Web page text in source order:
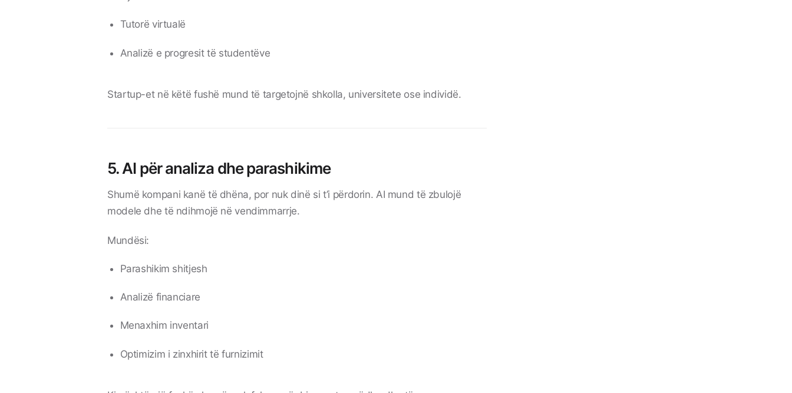
Tutorë virtualë
Analizë e progresit të studentëve
Startup-et në këtë fushë mund të targetojnë shkolla, universitete ose individë.
5. AI për analiza dhe parashikime
Shumë kompani kanë të dhëna, por nuk dinë si t’i përdorin. AI mund të zbulojë
modele dhe të ndihmojë në vendimmarrje.
Mundësi:
Parashikim shitjesh
Analizë financiare
Menaxhim inventari
Optimizim i zinxhirit të furnizimit